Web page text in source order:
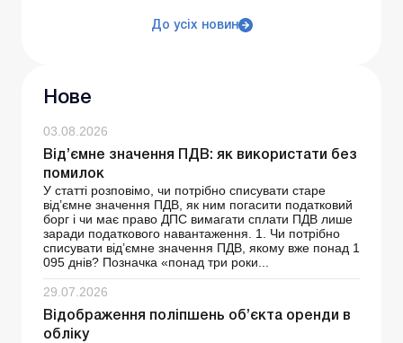
До усіх новин
Нове
03.08.2026
Від’ємне значення ПДВ: як використати без
помилок
У статті розповімо, чи потрібно списувати старе
від’ємне значення ПДВ, як ним погасити податковий
борг і чи має право ДПС вимагати сплати ПДВ лише
заради податкового навантаження. 1. Чи потрібно
списувати від’ємне значення ПДВ, якому вже понад 1
095 днів? Позначка «понад три роки...
29.07.2026
Відображення поліпшень об’єкта оренди в
обліку